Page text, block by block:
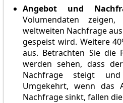
Angebot und
Volumendaten
weltweiten Nachfrage
gespeist wird. Weitere
aus. Betrachten Sie die
werden sehen, dass
Nachfrage steigt
Umgekehrt, wenn das
Nachfrage sinkt, fallen